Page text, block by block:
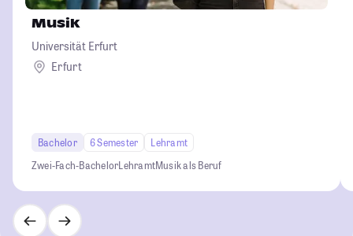
Musik
Universität Erfurt
Erfurt
Bachelor 6 Semester
Lehramt
Zwei-Fach-BachelorLehramtMusik als Beruf